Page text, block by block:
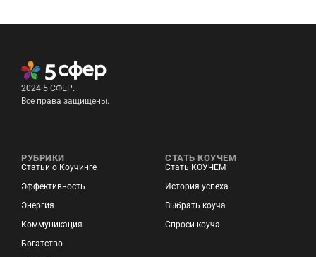
2024 5 СФЕР.
Все права защищены.
РУБРИКИ
Статьи о Коучинге
Эффективность
Энергия
Коммуникация
Богатство
СТАТЬ КОУЧЕМ
Стать КОУЧЕМ
История успеха
Выбрать коуча
Спроси коуча